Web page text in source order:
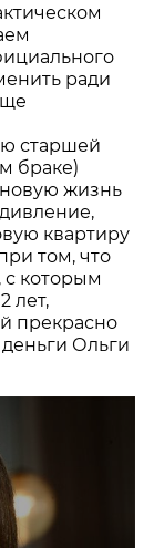
ради
старшей
браке)
новую жизнь
квартиру
том, что
с которым
лет,
прекрасно
Ольги